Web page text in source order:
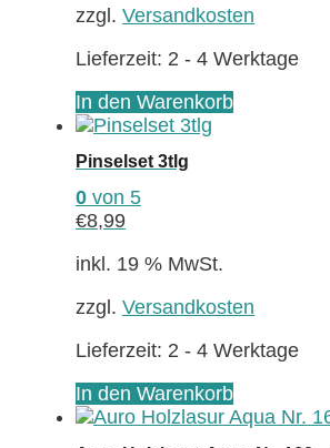
zzgl. Versandkosten
Lieferzeit: 2 - 4 Werktage
In den Warenkorb
Pinselset 3tlg
0 von 5
€8,99
inkl. 19 % MwSt.
zzgl. Versandkosten
Lieferzeit: 2 - 4 Werktage
In den Warenkorb